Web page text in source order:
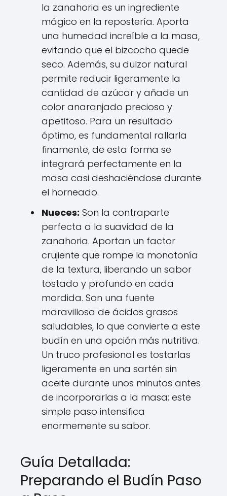
la zanahoria es un ingrediente
mágico en la repostería. Aporta
una humedad increíble a la masa,
evitando que el bizcocho quede
seco. Además, su dulzor natural
permite reducir ligeramente la
cantidad de azúcar y añade un
color anaranjado precioso y
apetitoso. Para un resultado
óptimo, es fundamental rallarla
finamente, de esta forma se
integrará perfectamente en la
masa casi deshaciéndose durante
el horneado.
Nueces: Son la contraparte
perfecta a la suavidad de la
zanahoria. Aportan un factor
crujiente que rompe la monotonía
de la textura, liberando un sabor
tostado y profundo en cada
mordida. Son una fuente
maravillosa de ácidos grasos
saludables, lo que convierte a este
budín en una opción más nutritiva.
Un truco profesional es tostarlas
ligeramente en una sartén sin
aceite durante unos minutos antes
de incorporarlas a la masa; este
simple paso intensifica
enormemente su sabor.
Guía Detallada:
Preparando el Budín Paso